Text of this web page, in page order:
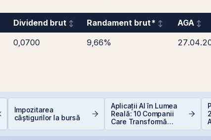
Dividend brut Randament brut* AGA
0,0700 9,66%
Impozitarea
câștigurilor la bursă
Aplicații AI în Lumea
Reală: 10 Companii
Care Transformă
Industriile